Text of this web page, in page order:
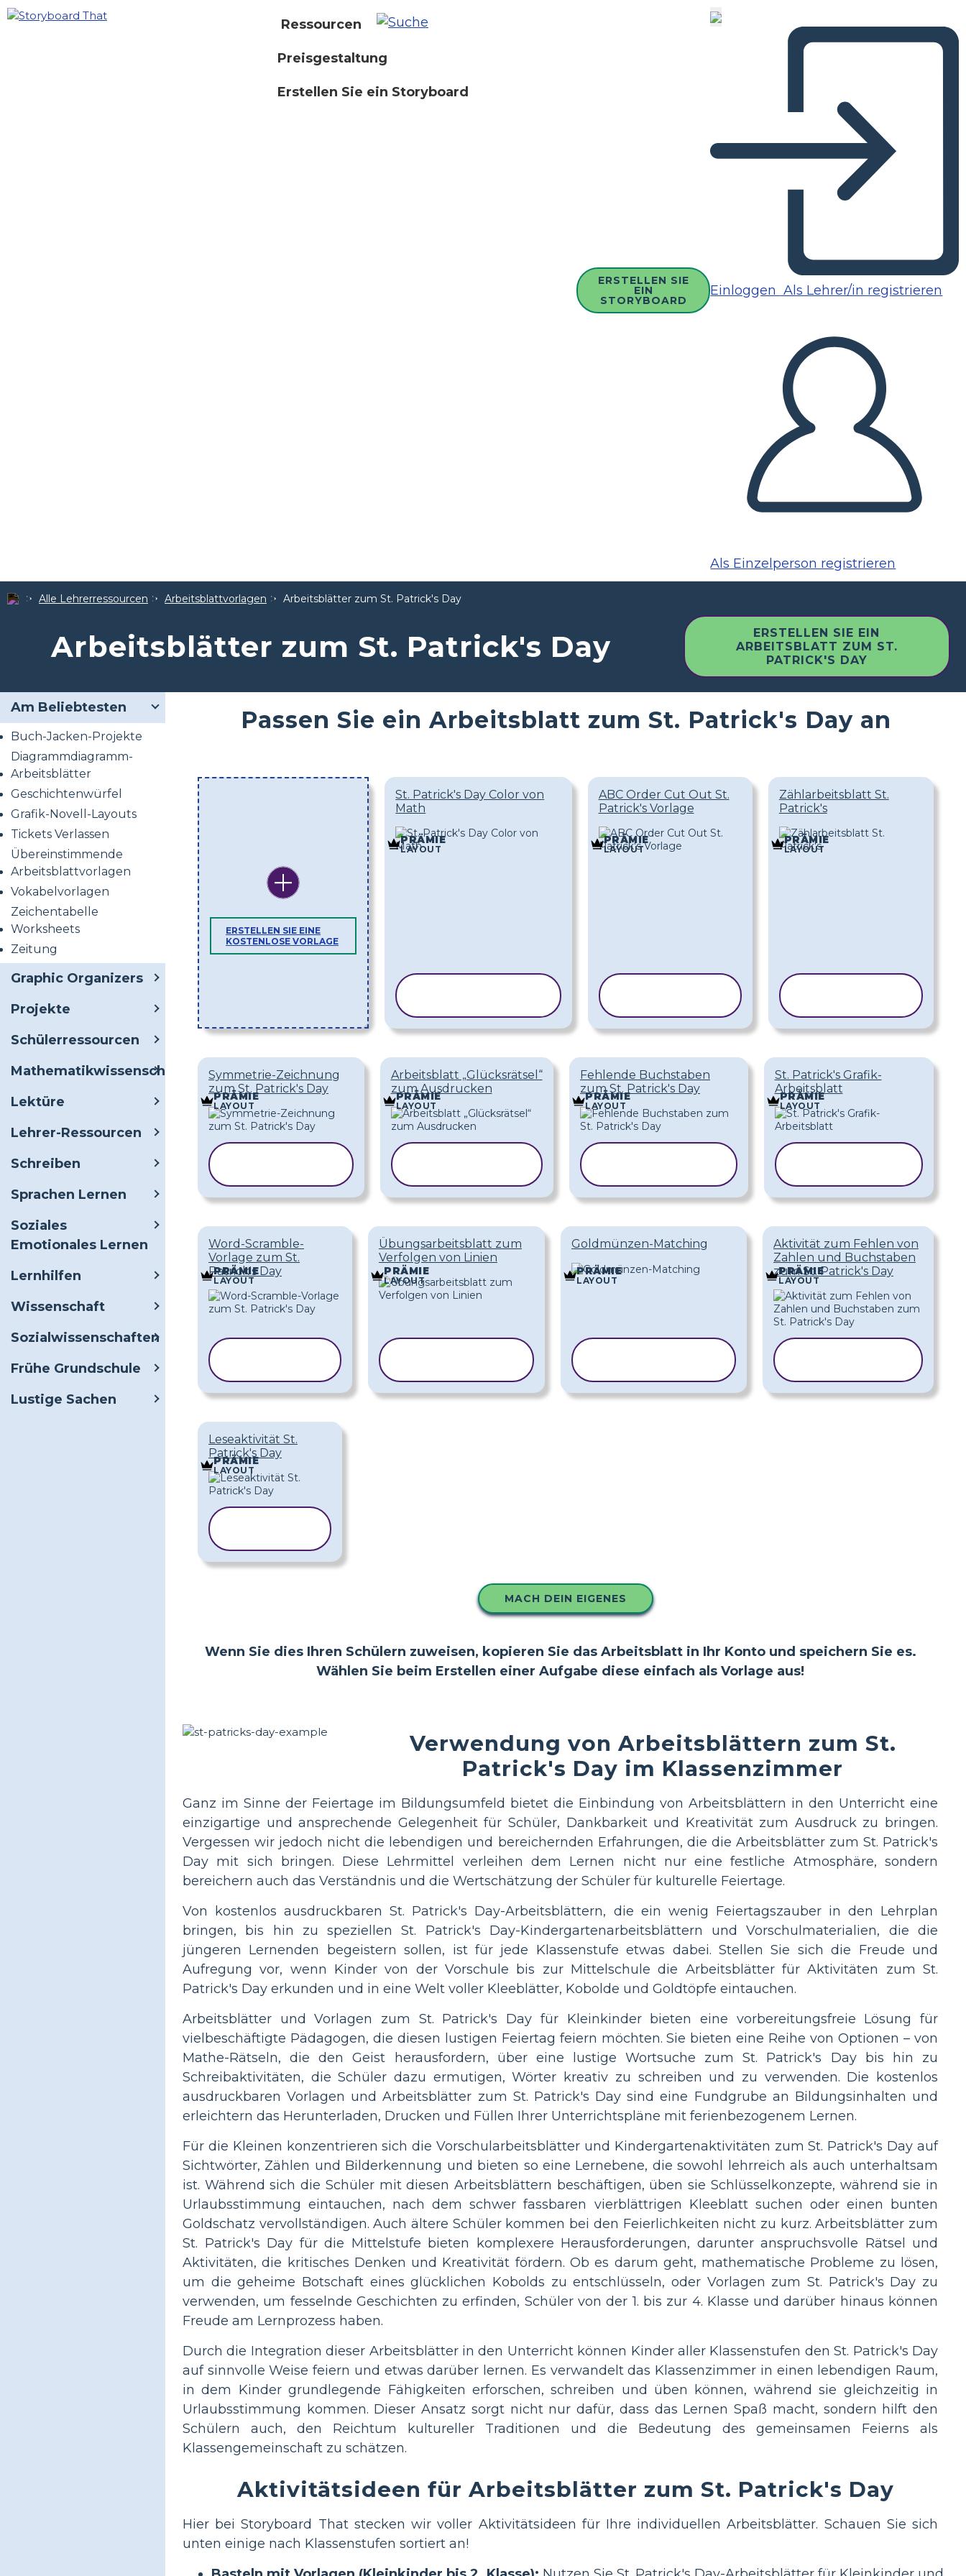
Ressourcen
Preisgestaltung
Erstellen Sie ein Storyboard
ERSTELLEN SIE
EIN
STORYBOARD
Einloggen Als Lehrer/in registrieren
Als Einzelperson registrieren
Alle Lehrerressourcen Arbeitsblattvorlagen Arbeitsblätter zum St. Patrick's Day
Arbeitsblätter zum St. Patrick's Day
ERSTELLEN SIE EIN
ARBEITSBLATT ZUM ST.
PATRICK'S DAY
Am Beliebtesten
Buch-Jacken-Projekte
Diagrammdiagramm-
Arbeitsblätter
Geschichtenwürfel
Grafik-Novell-Layouts
Tickets Verlassen
Übereinstimmende
Arbeitsblattvorlagen
Vokabelvorlagen
Zeichentabelle
Worksheets
Zeitung
Graphic Organizers
Projekte
Schülerressourcen
Mathematikwissenschaften
Lektüre
Lehrer-Ressourcen
Schreiben
Sprachen Lernen
Soziales
Emotionales Lernen
Lernhilfen
Wissenschaft
Sozialwissenschaften
Frühe Grundschule
Lustige Sachen
Passen Sie ein Arbeitsblatt zum St. Patrick's Day an
ERSTELLEN SIE EINE
KOSTENLOSE VORLAGE
St. Patrick's Day Color von
Math
PRÄMIE
LAYOUT
ABC Order Cut Out St.
Patrick's Vorlage
PRÄMIE
LAYOUT
Zählarbeitsblatt St.
Patrick's
PRÄMIE
LAYOUT
Symmetrie-Zeichnung
zum St. Patrick's Day
PRÄMIE
LAYOUT
Arbeitsblatt „Glücksrätsel“
zum Ausdrucken
PRÄMIE
LAYOUT
Fehlende Buchstaben
zum St. Patrick's Day
PRÄMIE
LAYOUT
St. Patrick's Grafik-
Arbeitsblatt
PRÄMIE
LAYOUT
Word-Scramble-
Vorlage zum St.
Patrick's Day
PRÄMIE
LAYOUT
Übungsarbeitsblatt zum
Verfolgen von Linien
PRÄMIE
LAYOUT
Goldmünzen-Matching
PRÄMIE
LAYOUT
Aktivität zum Fehlen von
Zahlen und Buchstaben
zum St. Patrick's Day
PRÄMIE
LAYOUT
Leseaktivität St.
Patrick's Day
PRÄMIE
LAYOUT
MACH DEIN EIGENES
Wenn Sie dies Ihren Schülern zuweisen, kopieren Sie das Arbeitsblatt in Ihr Konto und speichern Sie es.
Wählen Sie beim Erstellen einer Aufgabe diese einfach als Vorlage aus!
Verwendung von Arbeitsblättern zum St.
Patrick's Day im Klassenzimmer
Ganz im Sinne der Feiertage im Bildungsumfeld bietet die Einbindung von Arbeitsblättern in den Unterricht eine
einzigartige und ansprechende Gelegenheit für Schüler, Dankbarkeit und Kreativität zum Ausdruck zu bringen.
Vergessen wir jedoch nicht die lebendigen und bereichernden Erfahrungen, die die Arbeitsblätter zum St. Patrick's
Day mit sich bringen. Diese Lehrmittel verleihen dem Lernen nicht nur eine festliche Atmosphäre, sondern
bereichern auch das Verständnis und die Wertschätzung der Schüler für kulturelle Feiertage.
Von kostenlos ausdruckbaren St. Patrick's Day-Arbeitsblättern, die ein wenig Feiertagszauber in den Lehrplan
bringen, bis hin zu speziellen St. Patrick's Day-Kindergartenarbeitsblättern und Vorschulmaterialien, die die
jüngeren Lernenden begeistern sollen, ist für jede Klassenstufe etwas dabei. Stellen Sie sich die Freude und
Aufregung vor, wenn Kinder von der Vorschule bis zur Mittelschule die Arbeitsblätter für Aktivitäten zum St.
Patrick's Day erkunden und in eine Welt voller Kleeblätter, Kobolde und Goldtöpfe eintauchen.
Arbeitsblätter und Vorlagen zum St. Patrick's Day für Kleinkinder bieten eine vorbereitungsfreie Lösung für
vielbeschäftigte Pädagogen, die diesen lustigen Feiertag feiern möchten. Sie bieten eine Reihe von Optionen – von
Mathe-Rätseln, die den Geist herausfordern, über eine lustige Wortsuche zum St. Patrick's Day bis hin zu
Schreibaktivitäten, die Schüler dazu ermutigen, Wörter kreativ zu schreiben und zu verwenden. Die kostenlos
ausdruckbaren Vorlagen und Arbeitsblätter zum St. Patrick's Day sind eine Fundgrube an Bildungsinhalten und
erleichtern das Herunterladen, Drucken und Füllen Ihrer Unterrichtspläne mit ferienbezogenem Lernen.
Für die Kleinen konzentrieren sich die Vorschularbeitsblätter und Kindergartenaktivitäten zum St. Patrick's Day auf
Sichtwörter, Zählen und Bilderkennung und bieten so eine Lernebene, die sowohl lehrreich als auch unterhaltsam
ist. Während sich die Schüler mit diesen Arbeitsblättern beschäftigen, üben sie Schlüsselkonzepte, während sie in
Urlaubsstimmung eintauchen, nach dem schwer fassbaren vierblättrigen Kleeblatt suchen oder einen bunten
Goldschatz vervollständigen. Auch ältere Schüler kommen bei den Feierlichkeiten nicht zu kurz. Arbeitsblätter zum
St. Patrick's Day für die Mittelstufe bieten komplexere Herausforderungen, darunter anspruchsvolle Rätsel und
Aktivitäten, die kritisches Denken und Kreativität fördern. Ob es darum geht, mathematische Probleme zu lösen,
um die geheime Botschaft eines glücklichen Kobolds zu entschlüsseln, oder Vorlagen zum St. Patrick's Day zu
verwenden, um fesselnde Geschichten zu erfinden, Schüler von der 1. bis zur 4. Klasse und darüber hinaus können
Freude am Lernprozess haben.
Durch die Integration dieser Arbeitsblätter in den Unterricht können Kinder aller Klassenstufen den St. Patrick's Day
auf sinnvolle Weise feiern und etwas darüber lernen. Es verwandelt das Klassenzimmer in einen lebendigen Raum,
in dem Kinder grundlegende Fähigkeiten erforschen, schreiben und üben können, während sie gleichzeitig in
Urlaubsstimmung kommen. Dieser Ansatz sorgt nicht nur dafür, dass das Lernen Spaß macht, sondern hilft den
Schülern auch, den Reichtum kultureller Traditionen und die Bedeutung des gemeinsamen Feierns als
Klassengemeinschaft zu schätzen.
Aktivitätsideen für Arbeitsblätter zum St. Patrick's Day
Hier bei Storyboard That stecken wir voller Aktivitätsideen für Ihre individuellen Arbeitsblätter. Schauen Sie sich
unten einige nach Klassenstufen sortiert an!